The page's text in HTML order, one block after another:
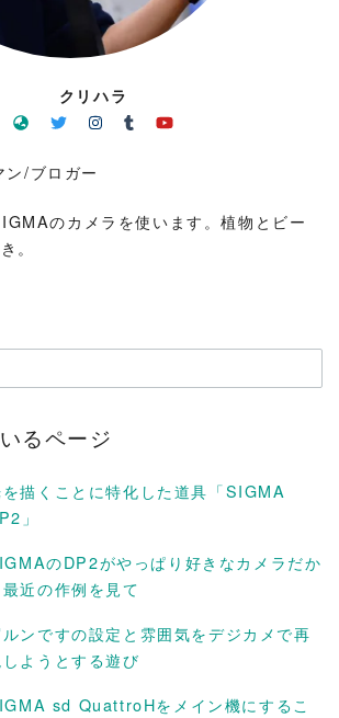
クリハラ
/ブロガー
のカメラを使います。植物とビー
。
るページ
描くことに特化した道具「SIGMA
」
のDP2がやっぱり好きなカメラだか
最近の作例を見て
ンですの設定と雰囲気をデジカメで再
ようとする遊び
sd QuattroHをメイン機にするこ